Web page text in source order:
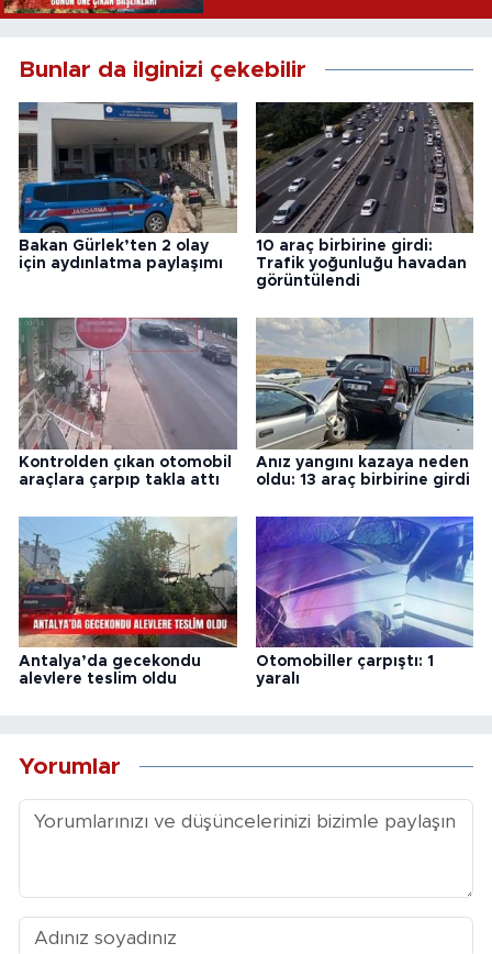
Bunlar da ilginizi çekebilir
Bakan Gürlek’ten 2 olay
için aydınlatma paylaşımı
10 araç birbirine girdi:
Trafik yoğunluğu havadan
görüntülendi
Kontrolden çıkan otomobil
araçlara çarpıp takla attı
Anız yangını kazaya neden
oldu: 13 araç birbirine girdi
Antalya’da gecekondu
alevlere teslim oldu
Otomobiller çarpıştı: 1
yaralı
Yorumlar